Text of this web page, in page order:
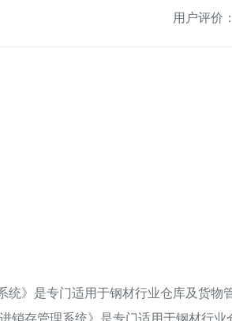
用户评价
统》是专门适用于钢材行业仓库及货